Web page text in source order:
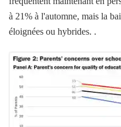
à 21% à l'automne, mais la
éloignées ou hybrides. .